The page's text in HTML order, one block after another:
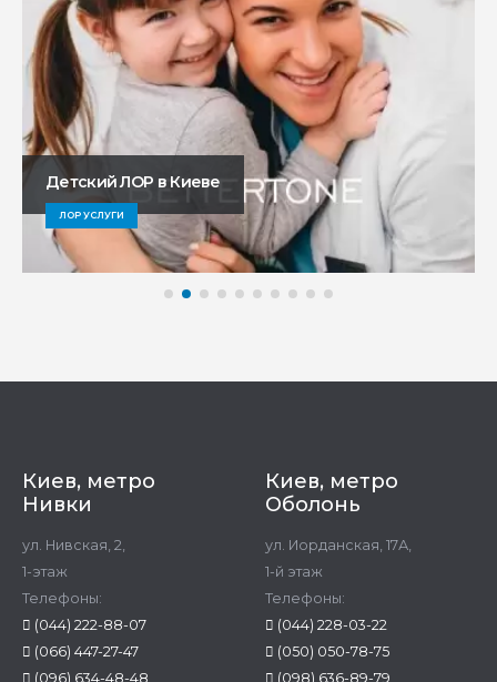
Детский ЛОР в Киеве
ЛОР УСЛУГИ
Киев, метро
Нивки
ул. Нивская, 2,
1-этаж
Телефоны:
(044) 222-88-07
(066) 447-27-47
(096) 634-48-48
Киев, метро
Оболонь
ул. Иорданская, 17А,
1-й этаж
Телефоны:
(044) 228-03-22
(050) 050-78-75
(098) 636-89-79